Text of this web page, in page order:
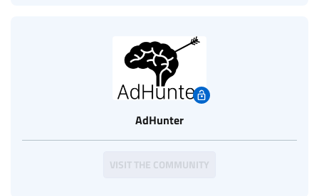
AdHunter
VISIT THE COMMUNITY